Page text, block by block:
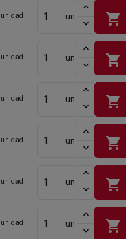
unidad un shopping_cart
unidad un shopping_cart
unidad un shopping_cart
unidad un shopping_cart
unidad un shopping_cart
unidad un shopping_cart